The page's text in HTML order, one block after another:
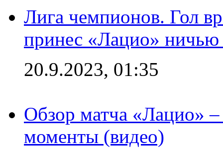
Лига чемпионов. Гол
принес «Лацио» ничью
20.9.2023, 01:35
Обзор матча «Лацио»
моменты (видео)